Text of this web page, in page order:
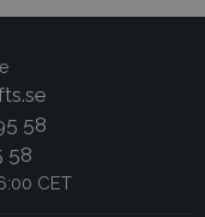
58
58
CET